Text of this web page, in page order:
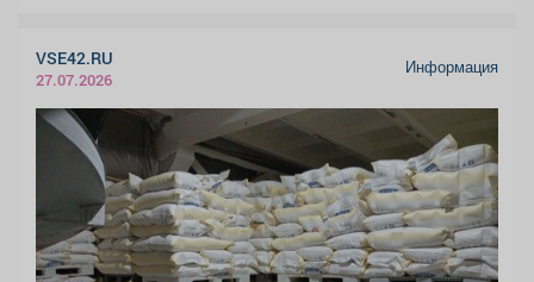
VSE42.RU
27.07.2026
Информация